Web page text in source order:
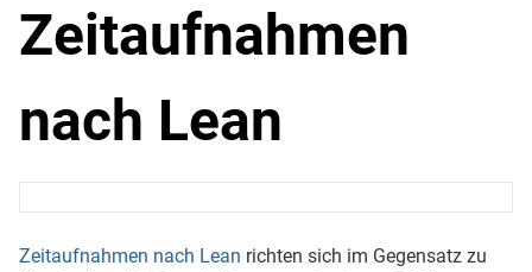
Zeitaufnahmen
nach Lean
Zeitaufnahmen nach Lean richten sich im Gegensatz zu